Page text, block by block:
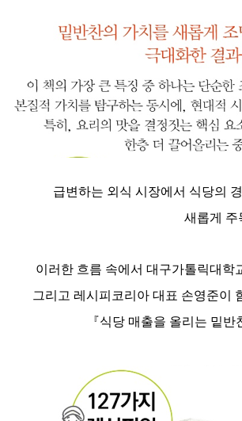
급변하는 외식 시장에서 식당의
새롭게 주
이러한 흐름 속에서 대구가톨릭대학
그리고 레시피코리아 대표 손영준이
『식당 매출을 올리는 밑